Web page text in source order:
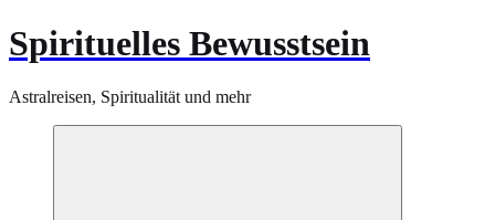
Spirituelles Bewusstsein
Astralreisen, Spiritualität und mehr